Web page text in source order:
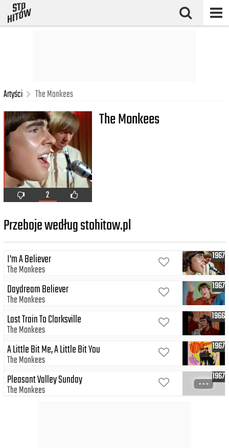
Artyści The Monkees
2
The Monkees
Przeboje według stohitow.pl
1967
I'm A Believer
The Monkees
1967
Daydream Believer
The Monkees
1966
Last Train To Clarksville
The Monkees
1967
A Little Bit Me, A Little Bit You
The Monkees
1967
Pleasant Valley Sunday
The Monkees